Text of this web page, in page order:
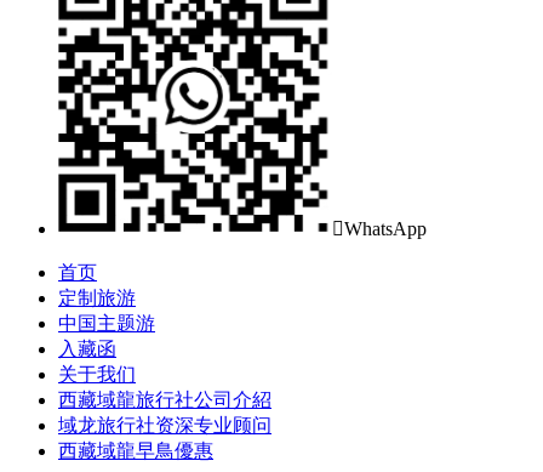
WhatsApp
首页
定制旅游
中国主题游
入藏函
关于我们
西藏域龍旅行社公司介紹
域龙旅行社资深专业顾问
西藏域龍早鳥優惠